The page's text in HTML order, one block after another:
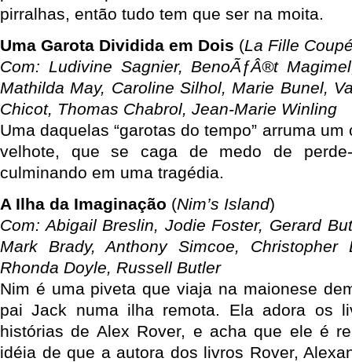
pirralhas, então tudo tem que ser na moita.
Uma Garota Dividida em Dois (La Fille
Com: Ludivine Sagnier, BenoÃƒÂ®t
Mathilda May, Caroline Silhol, Marie Bunel,
Chicot, Thomas Chabrol, Jean-Marie Winling
Uma daquelas “garotas do tempo” arruma
velhote, que se caga de medo de
culminando em uma tragédia.
A Ilha da Imaginação (Nim’s Island)
Com: Abigail Breslin, Jodie Foster, Gerard
Mark Brady, Anthony Simcoe, Christopher
Rhonda Doyle, Russell Butler
Nim é uma piveta que viaja na maionese
pai Jack numa ilha remota. Ela adora os
histórias de Alex Rover, e acha que ele é
idéia de que a autora dos livros Rover,